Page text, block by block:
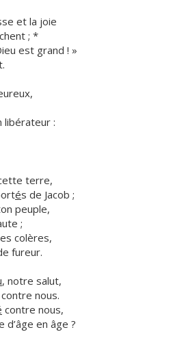
et la joie
; *
est grand ! »
libérateur :
terre,
és de Jacob ;
peuple,
;
colères,
fureur.
, notre salut,
nous.
contre nous,
d’âge en âge ?